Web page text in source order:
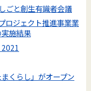
ごと創生有識者会議
ロジェクト推進事業業
施結果
くらし」がオープン